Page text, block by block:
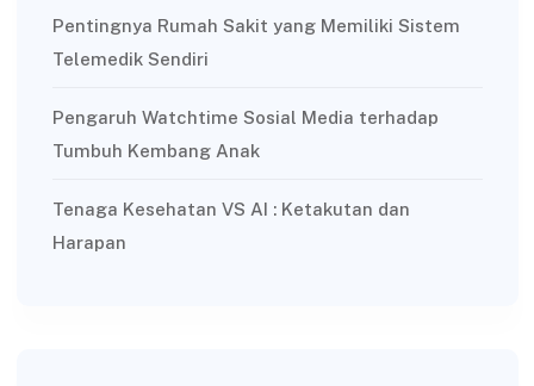
Pentingnya Rumah Sakit yang Memiliki Sistem
Telemedik Sendiri
Pengaruh Watchtime Sosial Media terhadap
Tumbuh Kembang Anak
Tenaga Kesehatan VS AI : Ketakutan dan
Harapan